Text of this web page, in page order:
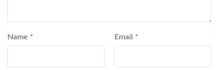
Name * Email *